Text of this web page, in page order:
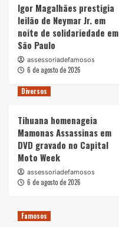
Igor Magalhães prestigia
leilão de Neymar Jr. em
noite de solidariedade em
São Paulo
assessoriadefamosos
6 de agosto de 2026
Diversos
Tihuana homenageia
Mamonas Assassinas em
DVD gravado no Capital
Moto Week
assessoriadefamosos
6 de agosto de 2026
Famosos